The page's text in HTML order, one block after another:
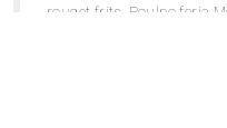
rouget frits, Poulpo feria